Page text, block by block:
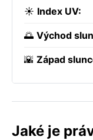
☀️ Index UV:
🌅 Východ
🌇 Západ
Jaké je